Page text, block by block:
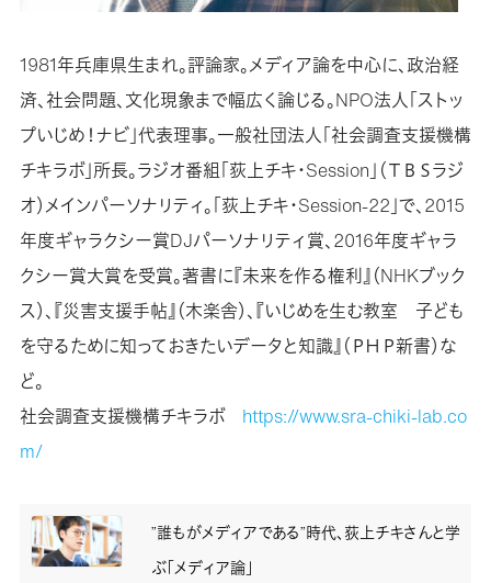
1981年兵庫県生まれ。評論家。メディア論を中心に、政治経
済、社会問題、文化現象まで幅広く論じる。NPO法人「ストッ
プいじめ！ナビ」代表理事。一般社団法人「社会調査支援機構
チキラボ」所長。ラジオ番組「荻上チキ・Session」（ＴＢＳラジ
オ）メインパーソナリティ。「荻上チキ・Session-22」で、2015
年度ギャラクシー賞DJパーソナリティ賞、2016年度ギャラ
クシー賞大賞を受賞。著書に『未来を作る権利』（NHKブック
ス）、『災害支援手帖』（木楽舎）、『いじめを生む教室 子ども
を守るために知っておきたいデータと知識』（ＰＨＰ新書）な
ど。
社会調査支援機構チキラボ https://www.sra-chiki-lab.co
m/
”誰もがメディアである”時代、荻上チキさんと学
ぶ「メディア論」